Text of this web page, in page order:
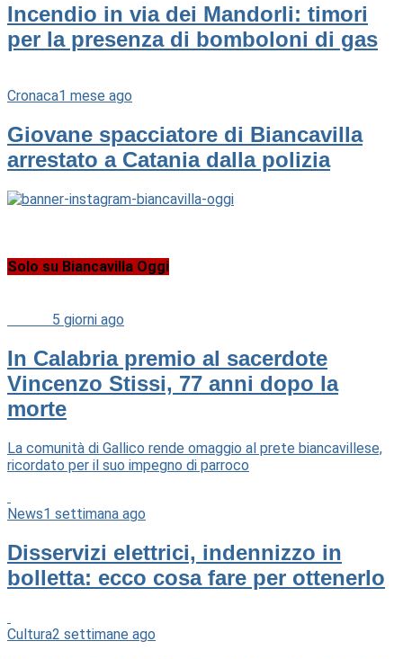
Incendio in via dei Mandorli: timori
per la presenza di bomboloni di gas
Cronaca1 mese ago
Giovane spacciatore di Biancavilla
arrestato a Catania dalla polizia
Solo su Biancavilla Oggi
5 giorni ago
In Calabria premio al sacerdote
Vincenzo Stissi, 77 anni dopo la
morte
La comunità di Gallico rende omaggio al prete biancavillese,
ricordato per il suo impegno di parroco
News1 settimana ago
Disservizi elettrici, indennizzo in
bolletta: ecco cosa fare per ottenerlo
Cultura2 settimane ago